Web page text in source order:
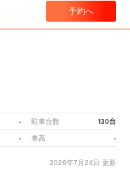
予約へ
- 駐車台数 130台
- 車高 -
2026年7月24日 更新